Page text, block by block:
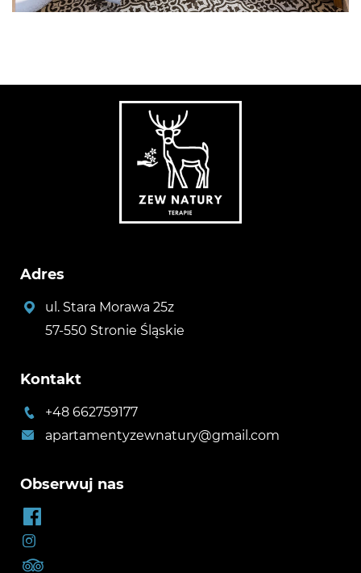
Adres
ul. Stara Morawa 25z
57-550 Stronie Śląskie
Kontakt
+48 662759177
apartamentyzewnatury@gmail.com
Obserwuj nas